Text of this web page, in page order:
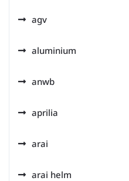
agv
aluminium
anwb
aprilia
arai
arai helm